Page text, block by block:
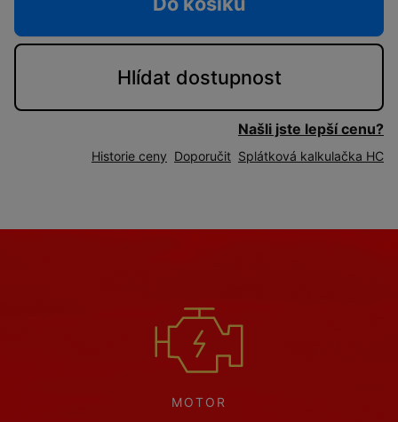
Hlídat dostupnost
Našli jste lepší cenu?
Historie ceny Doporučit Splátková kalkulačka HC
MOTOR